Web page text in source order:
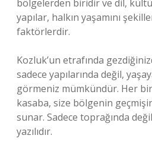
bölgelerden biridir ve dil,
yapılar, halkın yaşamını
faktörlerdir.
Kozluk’un etrafında
sadece yapılarında değil,
görmeniz mümkündür. Her
kasaba, size bölgenin
sunar. Sadece toprağında
yazılıdır.